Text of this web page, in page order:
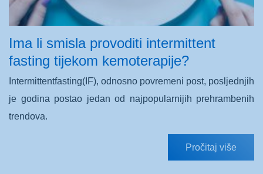
Ima li smisla provoditi intermittent
fasting tijekom kemoterapije?
Intermittentfasting(IF), odnosno povremeni post, posljednjih
je godina postao jedan od najpopularnijih prehrambenih
trendova.
Pročitaj više